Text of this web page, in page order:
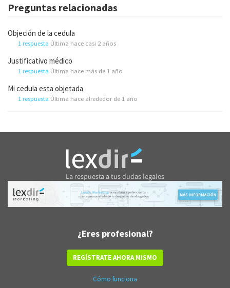
Preguntas relacionadas
Objeción de la cedula
1 respuesta Última hace casi 2 años
Justificativo médico
1 respuesta Última hace más de 1 año
Mi cedula esta objetada
1 respuesta Última hace alrededor de 1 año
¿Eres profesional?
REGÍSTRATE AHORA MISMO
Cómo funciona